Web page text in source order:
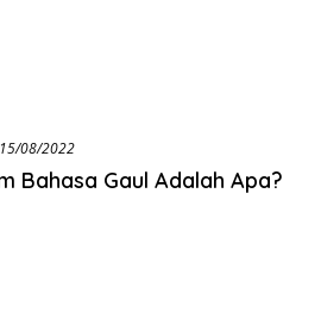
15/08/2022
Bahasa Gaul Adalah Apa?